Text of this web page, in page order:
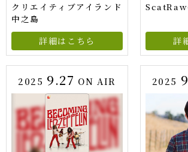
クリエイティブアイランド
中之島
詳細はこちら
ScatRaw
詳
2025 9.27 ON AIR 2025